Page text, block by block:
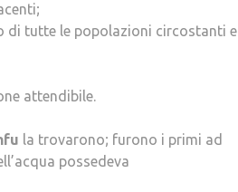
di tutte le popolazioni circostanti e
attendibile.
la trovarono; furono i primi ad
possedeva